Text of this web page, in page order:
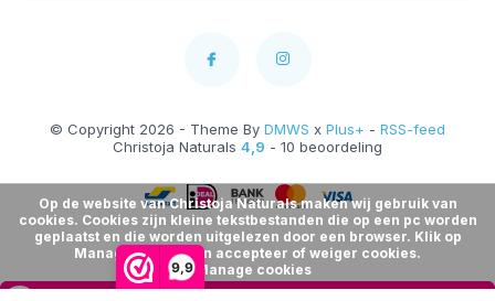
9,9
© Copyright 2026 - Theme By DMWS x Plus+ - RSS-feed
Christoja Naturals 4,9 - 10 beoordeling
Op de website van Christoja Naturals maken wij gebruik van
cookies. Cookies zijn kleine tekstbestanden die op een pc worden
geplaatst en die worden uitgelezen door een browser. Klik op
Manage Cookies en accepteer of weiger cookies.
Manage cookies